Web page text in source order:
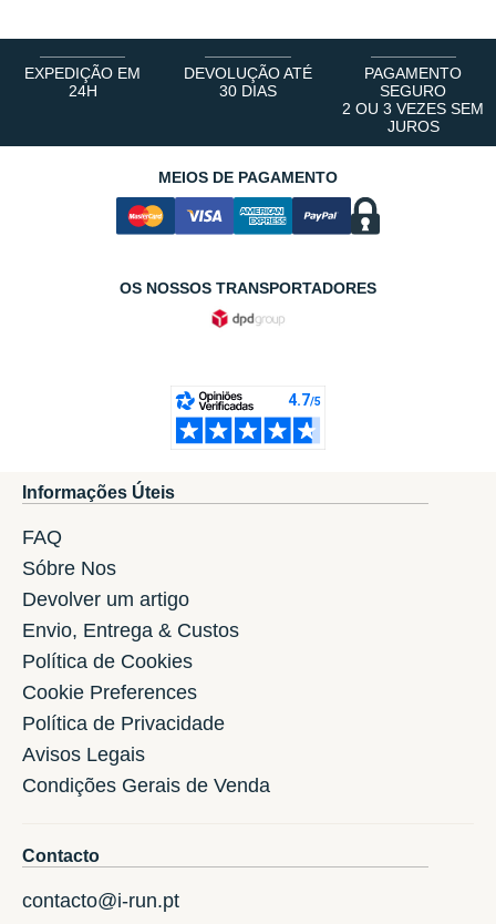
EXPEDIÇÃO EM
24H
DEVOLUÇÃO ATÉ
30 DIAS
PAGAMENTO
SEGURO
2 OU 3 VEZES SEM
JUROS
MEIOS DE PAGAMENTO
OS NOSSOS TRANSPORTADORES
Informações Úteis
FAQ
Sóbre Nos
Devolver um artigo
Envio, Entrega & Custos
Política de Cookies
Cookie Preferences
Política de Privacidade
Avisos Legais
Condições Gerais de Venda
Contacto
contacto@i-run.pt